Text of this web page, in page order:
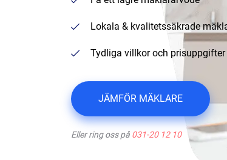
Lokala & kvalitetssäkrade
Tydliga villkor och prisuppgifter
JÄMFÖR MÄKLARE
Eller ring oss på 031-20 12 10